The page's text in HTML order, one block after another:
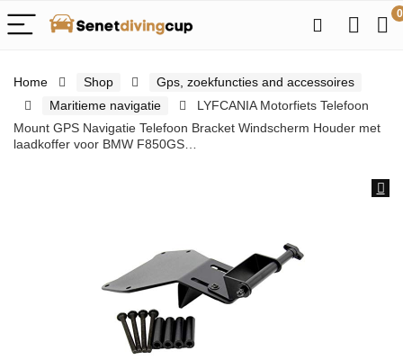
0
Home Shop
Gps, zoekfuncties and accessoires
Maritieme navigatie
LYFCANIA Motorfiets Telefoon
Mount GPS Navigatie Telefoon Bracket Windscherm Houder met
laadkoffer voor BMW F850GS…